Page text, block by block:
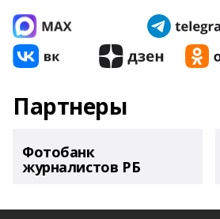
Партнеры
Фотобанк
журналистов РБ